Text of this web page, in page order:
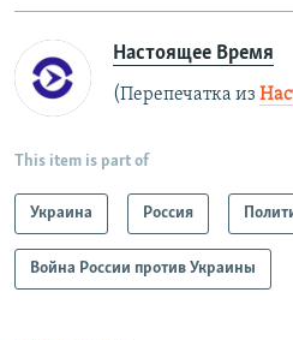
Настоящее Время
(Перепечатка из
This item is part of
Украина Россия
Война России против Украины